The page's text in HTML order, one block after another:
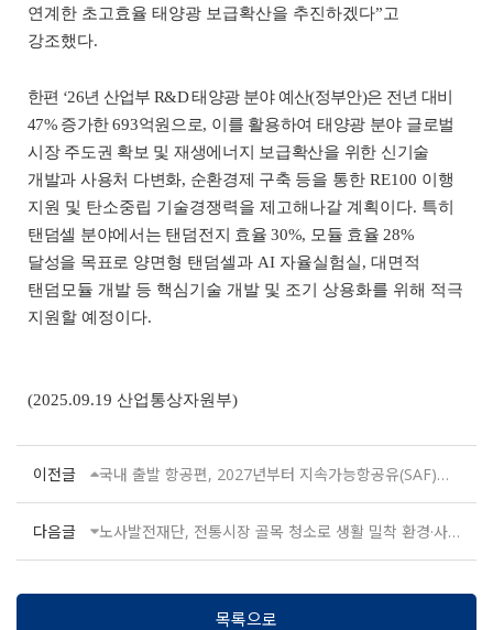
연계한 초고효율 태양광 보급확산을 추진하겠다”고
강조했다.
한편 ‘26년 산업부 R&D태양광 분야 예산(정부안)은 전년 대비
47% 증가한 693억원으로, 이를 활용하여 태양광 분야 글로벌
시장 주도권 확보 및 재생에너지 보급확산을 위한 신기술
개발과 사용처 다변화, 순환경제 구축 등을 통한 RE100 이행
지원 및 탄소중립 기술경쟁력을 제고해나갈 계획이다. 특히
탠덤셀 분야에서는 탠덤전지 효율30%, 모듈 효율 28%
달성을 목표로 양면형 탠덤셀과 AI 자율실험실,대면적
탠덤모듈 개발 등 핵심기술 개발 및 조기 상용화를 위해 적극
지원할 예정이다.
(2025.09.19 산업통상자원부)
이전글 국내 출발 항공편, 2027년부터 지속가능항공유(SAF)로 날아오른다
다음글 노사발전재단, 전통시장 골목 청소로 생활 밀착 환경·사회·지배구조(ESG) 실천
목록으로